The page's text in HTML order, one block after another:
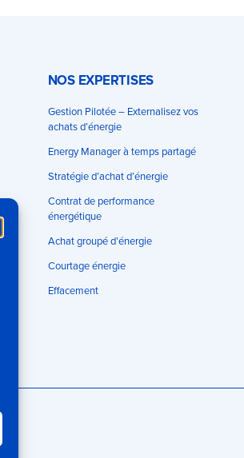
NOS EXPERTISES
Gestion Pilotée – Externalisez vos
achats d’énergie
Energy Manager à temps partagé
Stratégie d’achat d’énergie
Contrat de performance
énergétique
Achat groupé d’énergie
Courtage énergie
Effacement